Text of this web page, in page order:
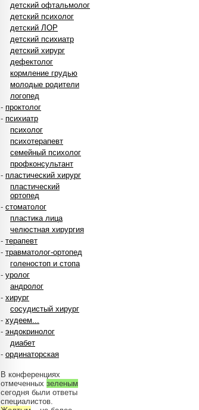
детский офтальмолог
детский психолог
детский ЛОР
детский психиатр
детский хирург
дефектолог
кормление грудью
молодые родители
логопед
- проктолог
- психиатр
психолог
психотерапевт
семейный психолог
профконсультант
- пластический хирург
пластический
ортопед
- стоматолог
пластика лица
челюстная хирургия
- терапевт
- травматолог-ортопед
голеностоп и стопа
- уролог
андролог
- хирург
сосудистый хирург
- худеем...
- эндокринолог
диабет
- ординаторская
В конференциях
отмеченных зеленым
сегодня были ответы
специалистов.